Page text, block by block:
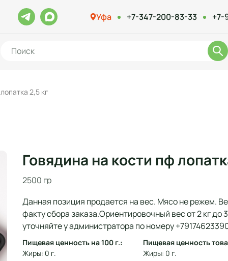
Уфа +7-347-200-83-33 +7-
2,5 кг
Говядина на кости пф
2500 гр
Данная позиция продается на вес. Мясо не режем.
факту сбора заказа.Ориентировочный вес от 2 кг до
уточняйте у администратора по номеру
Пищевая ценность на 100 г.:
Жиры: 0 г.
Пищевая ценность
Жиры: 0 г.